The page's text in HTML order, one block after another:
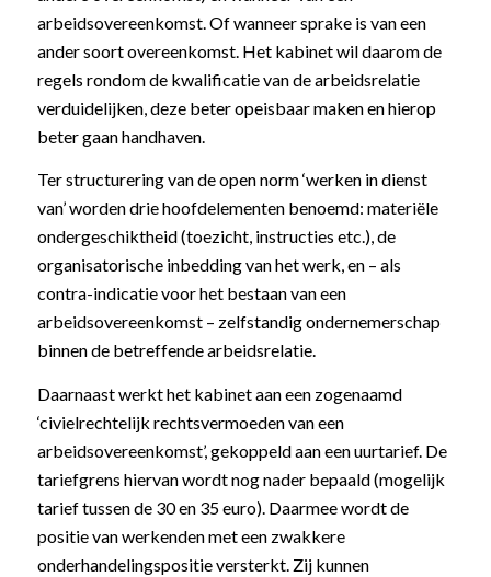
arbeidsovereenkomst. Of wanneer sprake is van een
ander soort overeenkomst. Het kabinet wil daarom de
regels rondom de kwalificatie van de arbeidsrelatie
verduidelijken, deze beter opeisbaar maken en hierop
beter gaan handhaven.
Ter structurering van de open norm ‘werken in dienst
van’ worden drie hoofdelementen benoemd: materiële
ondergeschiktheid (toezicht, instructies etc.), de
organisatorische inbedding van het werk, en – als
contra-indicatie voor het bestaan van een
arbeidsovereenkomst – zelfstandig ondernemerschap
binnen de betreffende arbeidsrelatie.
Daarnaast werkt het kabinet aan een zogenaamd
‘civielrechtelijk rechtsvermoeden van een
arbeidsovereenkomst’, gekoppeld aan een uurtarief. De
tariefgrens hiervan wordt nog nader bepaald (mogelijk
tarief tussen de 30 en 35 euro). Daarmee wordt de
positie van werkenden met een zwakkere
onderhandelingspositie versterkt. Zij kunnen